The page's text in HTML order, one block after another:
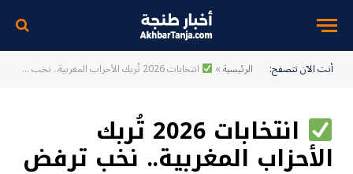
أنت الآن تتصفح: الرئيسية» انتخابات 2026 تُربك الأحزاب المغربية.. نخب ترفض التورّط وقيادات مستهلكة فاقدة للبوصلة
انتخابات 2026 تُربك
الأحزاب المغربية.. نخب ترفض